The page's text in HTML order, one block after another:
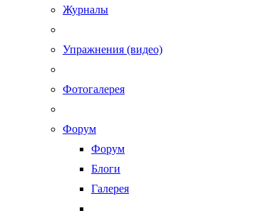
Журналы
Упражнения (видео)
Фотогалерея
Форум
Форум
Блоги
Галерея